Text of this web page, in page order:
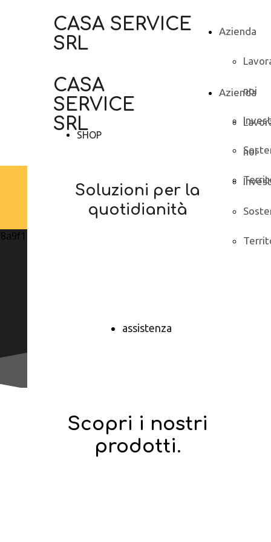
Azienda
noi
CASA SERVICE
SRL
Azienda
noi
CASA
SERVICE
SRL
SHOP
Soluzioni per la
quotidianità
assistenza
Scopri i nostri
prodotti.